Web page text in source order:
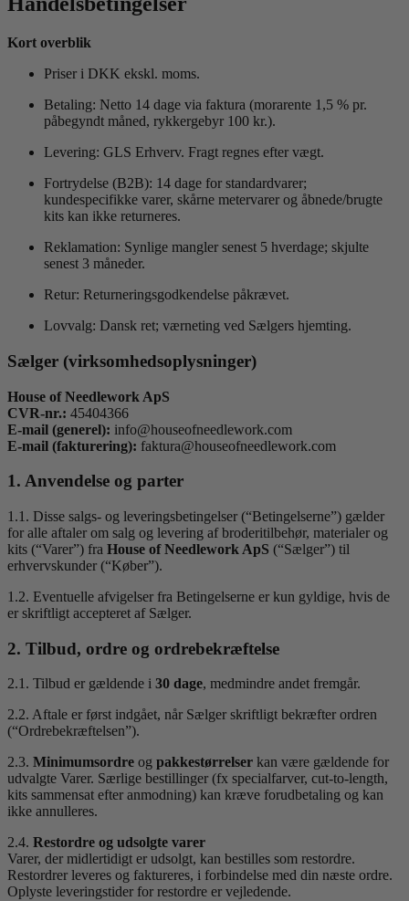
Kort overblik
Priser i DKK ekskl. moms.
Betaling: Netto 14 dage via faktura (morarente 1,5 % pr.
påbegyndt måned, rykkergebyr 100 kr.).
Levering: GLS Erhverv. Fragt regnes efter vægt.
Fortrydelse (B2B): 14 dage for standardvarer;
kundespecifikke varer, skårne metervarer og åbnede/brugte
kits kan ikke returneres.
Reklamation: Synlige mangler senest 5 hverdage; skjulte
senest 3 måneder.
Retur: Returneringsgodkendelse påkrævet.
Lovvalg: Dansk ret; værneting ved Sælgers hjemting.
Sælger (virksomhedsoplysninger)
House of Needlework ApS
CVR-nr.: 45404366
E-mail (generel): info@houseofneedlework.com
E-mail (fakturering): faktura@houseofneedlework.com
1. Anvendelse og parter
1.1. Disse salgs- og leveringsbetingelser (“Betingelserne”) gælder
for alle aftaler om salg og levering af broderitilbehør, materialer og
kits (“Varer”) fra House of Needlework ApS (“Sælger”) til
erhvervskunder (“Køber”).
1.2. Eventuelle afvigelser fra Betingelserne er kun gyldige, hvis de
er skriftligt accepteret af Sælger.
2. Tilbud, ordre og ordrebekræftelse
2.1. Tilbud er gældende i 30 dage, medmindre andet fremgår.
2.2. Aftale er først indgået, når Sælger skriftligt bekræfter ordren
(“Ordrebekræftelsen”).
2.3. Minimumsordre og pakkestørrelser kan være gældende for
udvalgte Varer. Særlige bestillinger (fx specialfarver, cut-to-length,
kits sammensat efter anmodning) kan kræve forudbetaling og kan
ikke annulleres.
2.4. Restordre og udsolgte varer
Varer, der midlertidigt er udsolgt, kan bestilles som restordre.
Restordrer leveres og faktureres, i forbindelse med din næste ordre.
Oplyste leveringstider for restordre er vejledende.